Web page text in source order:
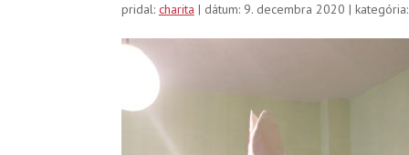
pridal: charita | dátum: 9. decembra 2020 | kategória: